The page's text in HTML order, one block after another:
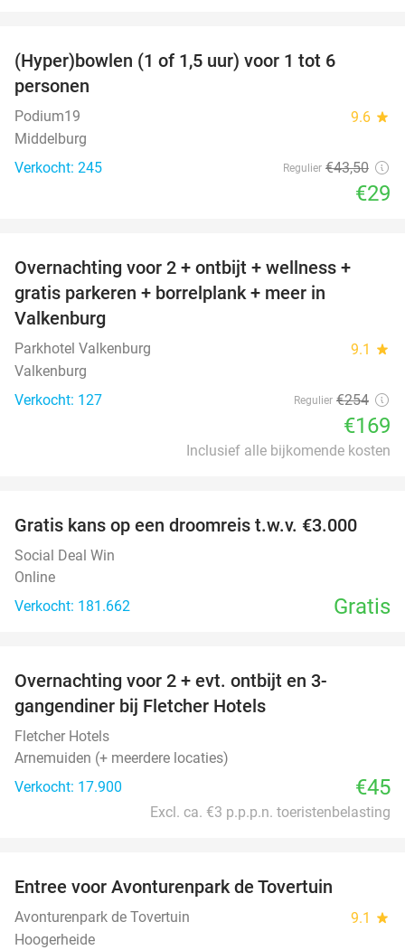
(Hyper)bowlen (1 of 1,5 uur) voor 1 tot 6
personen
Podium19 9.6 star
Middelburg
Verkocht: 245
Regulier €43,50
€29
33%
Overnachting voor 2 + ontbijt + wellness +
gratis parkeren + borrelplank + meer in
Valkenburg
Parkhotel Valkenburg 9.1 star
Valkenburg
Verkocht: 127
Regulier €254
€169
Inclusief alle bijkomende kosten
Gratis kans op een droomreis t.w.v. €3.000
Social Deal Win
Online
Verkocht: 181.662
Gratis
Overnachting voor 2 + evt. ontbijt en 3-
gangendiner bij Fletcher Hotels
Fletcher Hotels
Arnemuiden (+ meerdere locaties)
Verkocht: 17.900
€45
Excl. ca. €3 p.p.p.n. toeristenbelasting
Entree voor Avonturenpark de Tovertuin
Avonturenpark de Tovertuin 9.1 star
Hoogerheide